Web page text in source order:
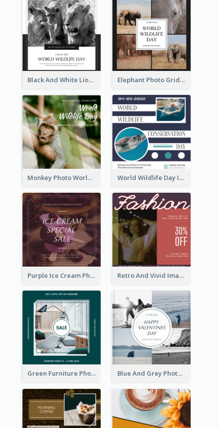
Black And White Lion World Wildlife Day Instagram Post Elephant Photo Grid World Wildlife Day Instagram Post
Monkey Photo World Wildlife Day Instagram Post World Wildlife Day Instagram Post
Purple Ice Cream Photo Dessert Sale Instagram Post Retro And Vivid Image Instagram Post Design Idea
Green Furniture Photo Furniture Sale Instagram Post Blue And Grey Photo Grid Valentines Day Instagram Post